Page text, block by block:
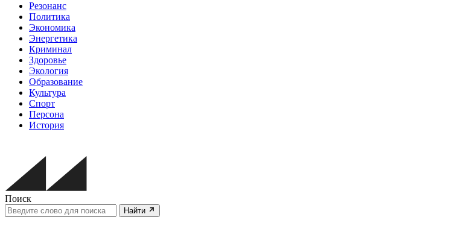
Резонанс
Политика
Экономика
Энергетика
Криминал
Здоровье
Экология
Образование
Культура
Спорт
Персона
История
Поиск
Найти